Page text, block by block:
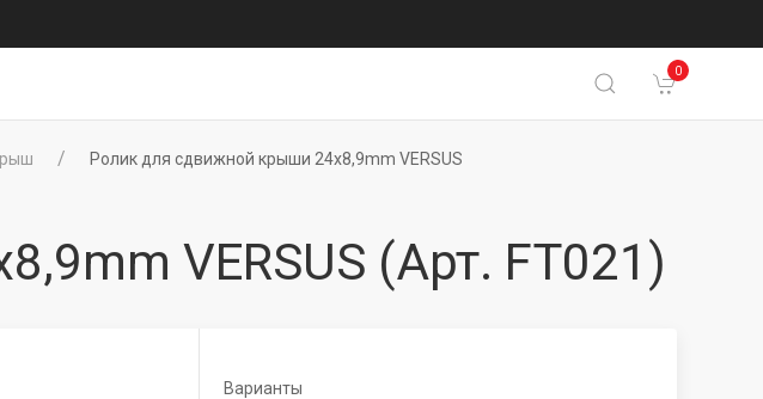
0
Ролик для сдвижной крыши 24x8,9mm VERSUS
VERSUS (Арт. FT021)
Варианты